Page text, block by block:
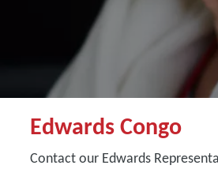
Edwards Congo
Contact our Edwards